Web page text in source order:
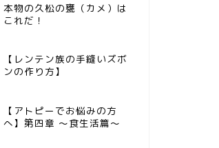
本物の久松の甕（カメ）は
これだ！
【レンテン族の手縫いズボ
ンの作り方】
【アトピーでお悩みの方
へ】第四章 ～食生活篇～